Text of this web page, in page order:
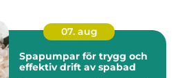
07. aug
Spapumpar för trygg och
effektiv drift av spabad